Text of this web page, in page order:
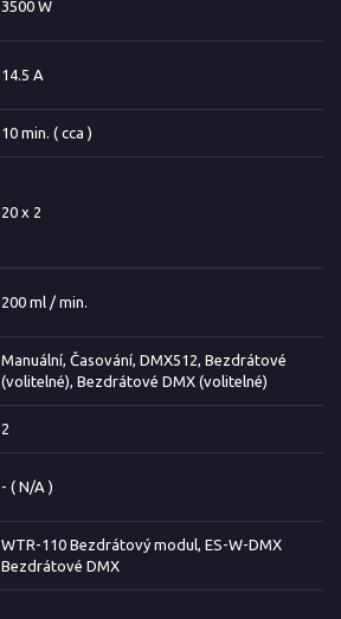
3500 W
14.5 A
10 min. ( cca )
20 x 2
200 ml / min.
Manuální, Časování, DMX512, Bezdrátové
(volitelné), Bezdrátové DMX (volitelné)
2
- ( N/A )
WTR-110 Bezdrátový modul, ES-W-DMX
Bezdrátové DMX